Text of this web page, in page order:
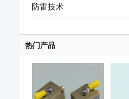
防雷技术
热门产品